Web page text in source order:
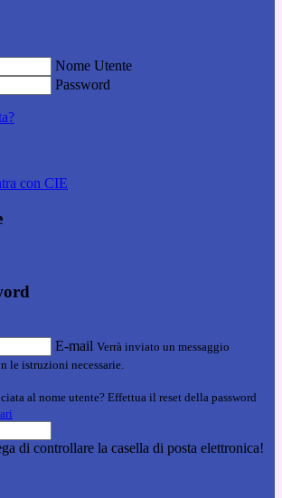
Nome Utente
Password
con CIE
E-mail Verrà inviato un messaggio
le istruzioni necessarie.
al nome utente? Effettua il reset della password
di controllare la casella di posta elettronica!